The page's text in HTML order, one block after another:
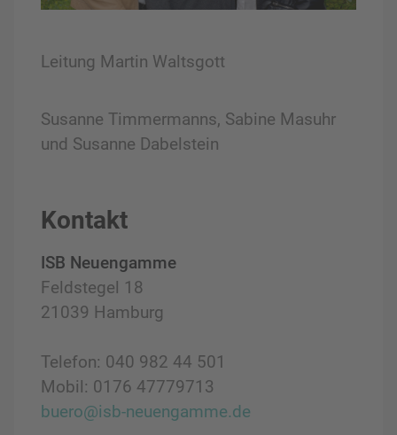
Leitung Martin Waltsgott
Susanne Timmermanns, Sabine Masuhr
und Susanne Dabelstein
Kontakt
ISB Neuengamme
Feldstegel 18
21039 Hamburg
Telefon: 040 982 44 501
Mobil: 0176 47779713
buero@isb-neuengamme.de